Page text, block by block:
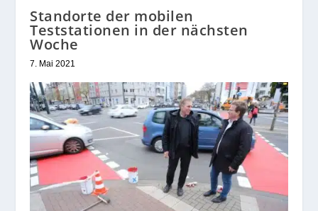
Standorte der mobilen
Teststationen in der nächsten
Woche
7. Mai 2021